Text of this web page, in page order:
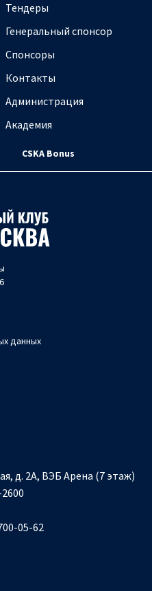
Тендеры
Генеральный спонсор
Спонсоры
Контакты
Администрация
Академия
CSKA Bonus
данных
д. 2А, ВЭБ Арена (7 этаж)
05-62